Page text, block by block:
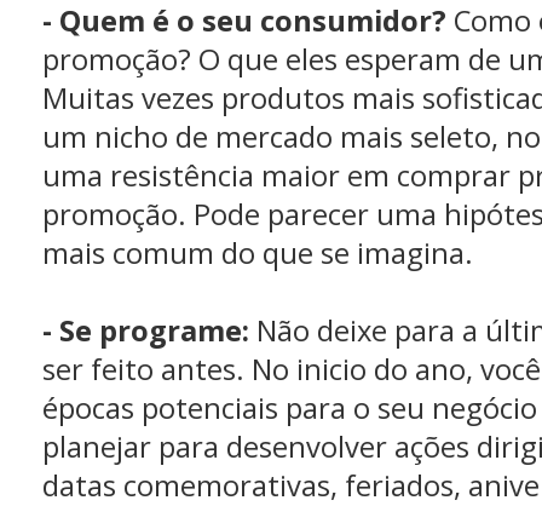
- Quem é o seu consumidor? Como
promoção? O que eles esperam de
Muitas vezes produtos mais
um nicho de mercado mais seleto,
uma resistência maior em comprar
promoção. Pode parecer uma
mais comum do que se imagina.
- Se programe: Não deixe para a
ser feito antes. No inicio do ano,
épocas potenciais para o seu
planejar para desenvolver ações
datas comemorativas, feriados,